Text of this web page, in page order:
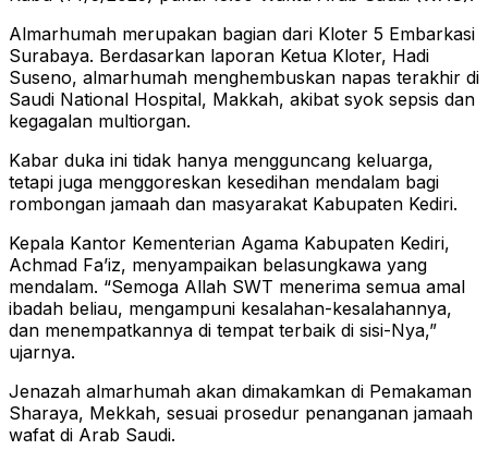
Almarhumah merupakan bagian dari Kloter 5 Embarkasi
Surabaya. Berdasarkan laporan Ketua Kloter, Hadi
Suseno, almarhumah menghembuskan napas terakhir di
Saudi National Hospital, Makkah, akibat syok sepsis dan
kegagalan multiorgan.
Kabar duka ini tidak hanya mengguncang keluarga,
tetapi juga menggoreskan kesedihan mendalam bagi
rombongan jamaah dan masyarakat Kabupaten Kediri.
Kepala Kantor Kementerian Agama Kabupaten Kediri,
Achmad Fa’iz, menyampaikan belasungkawa yang
mendalam. “Semoga Allah SWT menerima semua amal
ibadah beliau, mengampuni kesalahan-kesalahannya,
dan menempatkannya di tempat terbaik di sisi-Nya,”
ujarnya.
Jenazah almarhumah akan dimakamkan di Pemakaman
Sharaya, Mekkah, sesuai prosedur penanganan jamaah
wafat di Arab Saudi.